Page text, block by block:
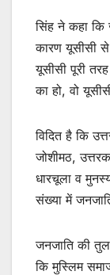
सिंह ने कहा कि
कारण यूसीसी
यूसीसी पूरी
का हो, वो
विदित है कि
जोशीमठ,
धारचूला व
संख्या में
जनजाति की
कि मुस्लिम